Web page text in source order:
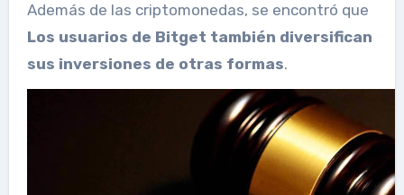
Además de las criptomonedas, se encontró que
Los usuarios de Bitget también diversifican
sus inversiones de otras formas.